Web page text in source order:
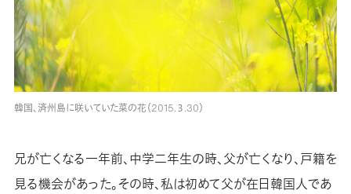
韓国、済州島に咲いていた菜の花（2015.３.30）
兄が亡くなる一年前、中学二年生の時、父が亡くなり、戸籍を
見る機会があった。その時、私は初めて父が在日韓国人であ